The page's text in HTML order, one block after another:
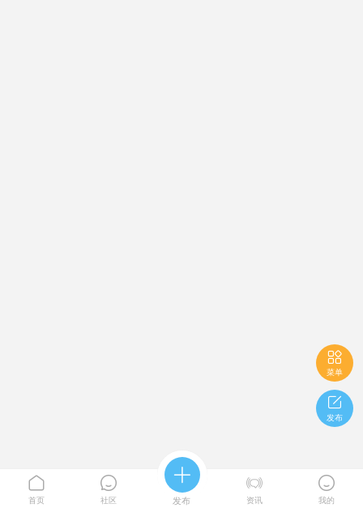

菜单

发布

首页

社区

发布

资讯

我的